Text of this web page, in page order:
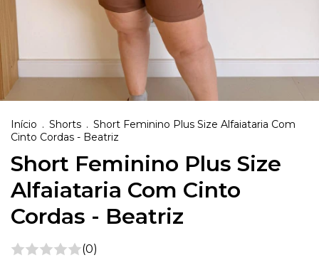
Início . Shorts . Short Feminino Plus Size Alfaiataria Com
Cinto Cordas - Beatriz
Short Feminino Plus Size
Alfaiataria Com Cinto
Cordas - Beatriz
(0)